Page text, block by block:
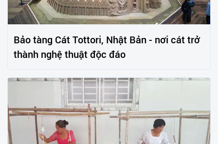
Bảo tàng Cát Tottori, Nhật Bản - nơi cát trở
thành nghệ thuật độc đáo